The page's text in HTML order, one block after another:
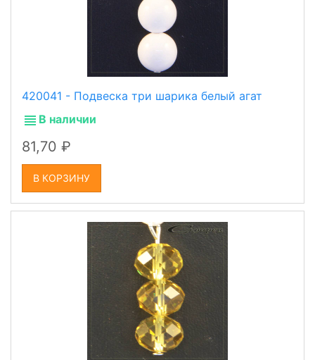
420041 - Подвеска три шарика белый агат
В наличии
81,70
В КОРЗИНУ